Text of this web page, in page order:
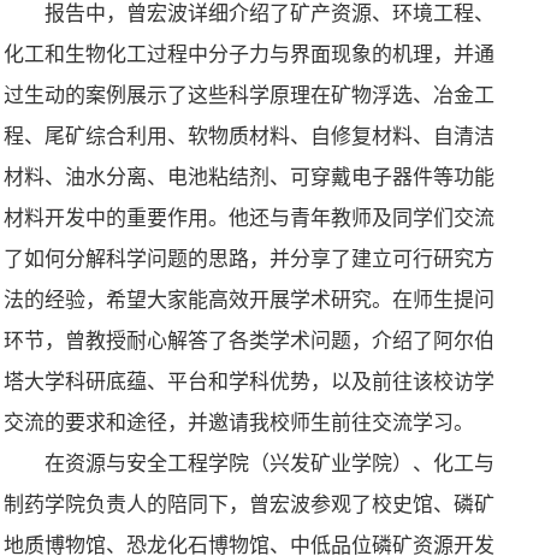
报告中，曾宏波详细介绍了矿产资源、环境工程、
化工和生物化工过程中分子力与界面现象的机理，并通
过生动的案例展示了这些科学原理在矿物浮选、冶金工
程、尾矿综合利用、软物质材料、自修复材料、自清洁
材料、油水分离、电池粘结剂、可穿戴电子器件等功能
材料开发中的重要作用。他还与青年教师及同学们交流
了如何分解科学问题的思路，并分享了建立可行研究方
法的经验，希望大家能高效开展学术研究。在师生提问
环节，曾教授耐心解答了各类学术问题，介绍了阿尔伯
塔大学科研底蕴、平台和学科优势，以及前往该校访学
交流的要求和途径，并邀请我校师生前往交流学习。
在资源与安全工程学院（兴发矿业学院）、化工与
制药学院负责人的陪同下，曾宏波参观了校史馆、磷矿
地质博物馆、恐龙化石博物馆、中低品位磷矿资源开发